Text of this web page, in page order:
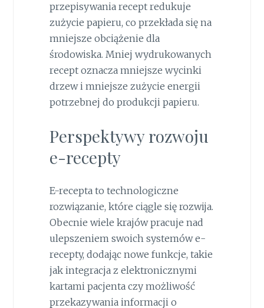
przepisywania recept redukuje
zużycie papieru, co przekłada się na
mniejsze obciążenie dla
środowiska. Mniej wydrukowanych
recept oznacza mniejsze wycinki
drzew i mniejsze zużycie energii
potrzebnej do produkcji papieru.
Perspektywy rozwoju
e-recepty
E-recepta to technologiczne
rozwiązanie, które ciągle się rozwija.
Obecnie wiele krajów pracuje nad
ulepszeniem swoich systemów e-
recepty, dodając nowe funkcje, takie
jak integracja z elektronicznymi
kartami pacjenta czy możliwość
przekazywania informacji o